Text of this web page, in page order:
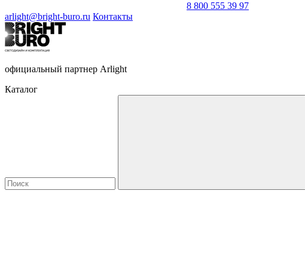
8 800 555 39 97
arlight@bright-buro.ru Контакты
официальный партнер Arlight
Каталог